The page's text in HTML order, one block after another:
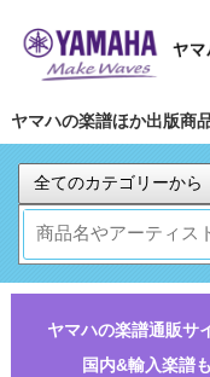
ヤマハの楽譜ほか出版商
ヤマハの楽譜通販サ
国内&輸入楽譜